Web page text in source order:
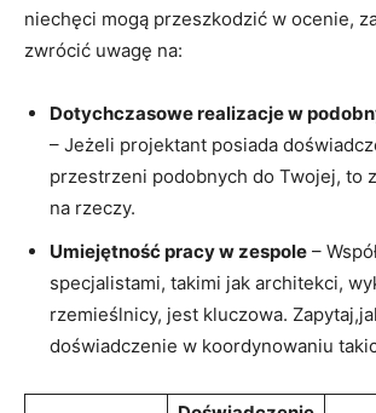
⁣niechęci mogą przeszkodzić w ocenie,
zwrócić uwagę na:
Dotychczasowe realizacje w
– Jeżeli ⁢projektant⁤ posiada
przestrzeni podobnych do Twojej, to‍
na rzeczy.
Umiejętność pracy w zespole –
specjalistami, takimi jak architekci,
rzemieślnicy, jest kluczowa.
doświadczenie ⁣w koordynowaniu